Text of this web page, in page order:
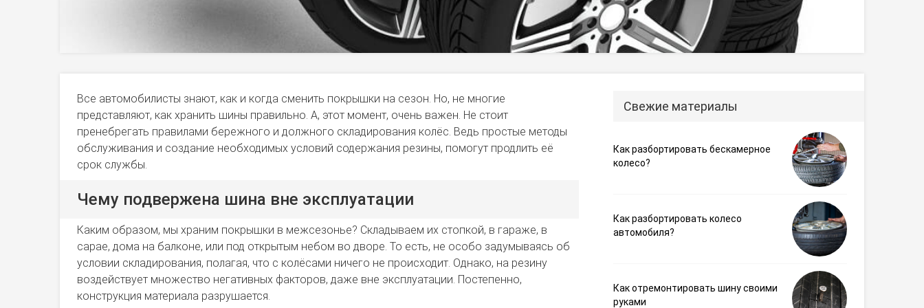
Все автомобилисты знают, как и когда сменить покрышки на сезон. Но, не многие
представляют, как хранить шины правильно. А, этот момент, очень важен. Не стоит
пренебрегать правилами бережного и должного складирования колёс. Ведь простые методы
обслуживания и создание необходимых условий содержания резины, помогут продлить её
срок службы.
Чему подвержена шина вне эксплуатации
Каким образом, мы храним покрышки в межсезонье? Складываем их стопкой, в гараже, в
сарае, дома на балконе, или под открытым небом во дворе. То есть, не особо задумываясь об
условии складирования, полагая, что с колёсами ничего не происходит. Однако, на резину
воздействует множество негативных факторов, даже вне эксплуатации. Постепенно,
конструкция материала разрушается.
Свежие материалы
Как разбортировать бескамерное
колесо?
Как разбортировать колесо
автомобиля?
Как отремонтировать шину своими
руками